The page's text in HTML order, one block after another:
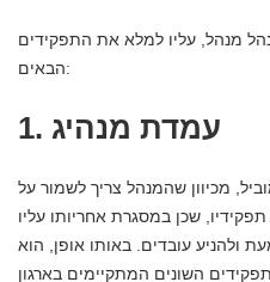
מנהל, עליו למלא את התפקידים
הבאים:
1. עמדת מנהיג
מכיוון שהמנהל צריך לשמור על
שכן במסגרת אחריותו עליו
ולהניע עובדים. באותו אופן, הוא